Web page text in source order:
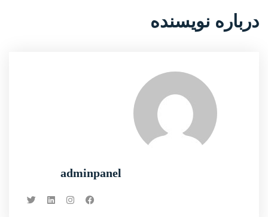
درباره نویسنده
adminpanel